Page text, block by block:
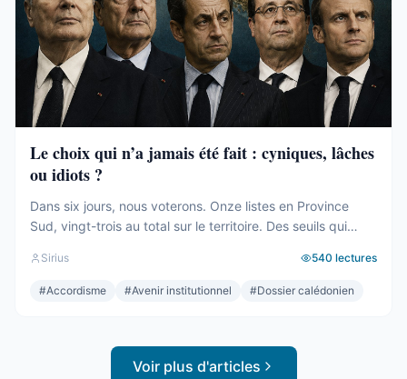
Le choix qui n’a jamais été fait : cyniques, lâches
ou idiots ?
Dans six jours, nous voterons. Onze listes en Province
Sud, vingt-trois au total sur le territoire. Des seuils qui
le soir même, dans les couloirs, loin des électeurs. Tout
cela compte. Tout cela a été décrit ici, semaine après
Sirius 540 lectures
#Accordisme #Avenir institutionnel #Dossier calédonien
Voir plus d'articles